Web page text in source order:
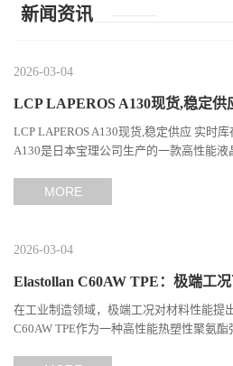
新闻资讯
2026-03-04
LCP LAPEROS A130现货,稳定供
LCP LAPEROS A130现货,稳定供应 实时
A130是日本宝理公司生产的一款高性能
MORE
2026-03-04
Elastollan C60AW TPE：极端工
在工业制造领域，极端工况对材料性能提
C60AW TPE作为一种高性能热塑性聚氨